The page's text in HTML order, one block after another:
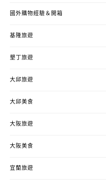
國外購物經驗＆開箱
基隆旅遊
墾丁旅遊
大邱旅遊
大邱美食
大阪旅遊
大阪美食
宜蘭旅遊